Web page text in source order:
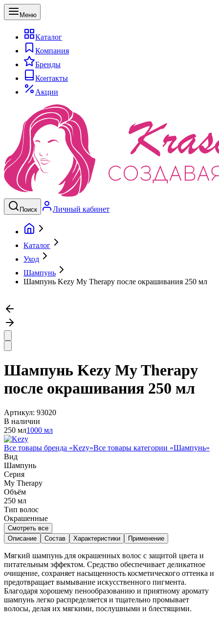
Меню
Каталог
Компания
Бренды
Контакты
Акции
Поиск Личный кабинет
Каталог
Уход
Шампунь
Шампунь Kezy My Therapy после окрашивания 250 мл
Шампунь Kezy My Therapy
после окрашивания 250 мл
Артикул: 93020
В наличии
250 мл1000 мл
Все товары бренда «Kezy»Все товары категории «Шампунь»
Вид
Шампунь
Серия
My Therapy
Объём
250 мл
Тип волос
Окрашенные
Смотреть все
Описание
Состав Характеристики Применение
Мягкий шампунь для окрашенных волос с защитой цвета и
питательным эффектом. Средство обеспечивает деликатное
очищение, сохраняет насыщенность косметического оттенка и
предотвращает вымывание искусственного пигмента.
Благодаря хорошему пенообразованию и приятному аромату
шампунь легко распределяется и тщательно промывает
волосы, делая их мягкими, послушными и блестящими.